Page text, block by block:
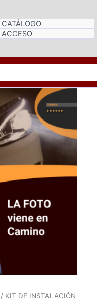
CATÁLOGO
ACCESO
/ KIT DE INSTALACIÓN